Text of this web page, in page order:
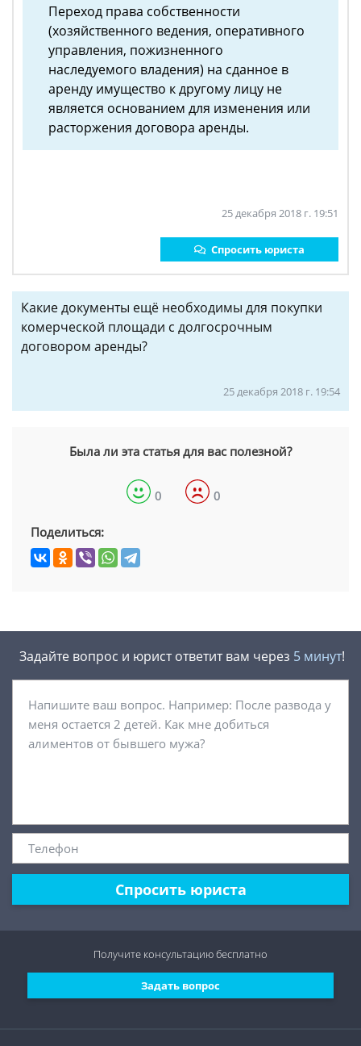
Переход права собственности
(хозяйственного ведения, оперативного
управления, пожизненного
наследуемого владения) на сданное в
аренду имущество к другому лицу не
является основанием для изменения или
расторжения договора аренды.
25 декабря 2018 г. 19:51
Спросить юриста
Какие документы ещё необходимы для покупки
комерческой площади с долгосрочным
договором аренды?
25 декабря 2018 г. 19:54
Была ли эта статья для вас полезной?
0 0
Поделиться:
Задайте вопрос и юрист ответит вам через 5 минут!
Спросить юриста
Задать вопрос
Получите консультациюбесплатно